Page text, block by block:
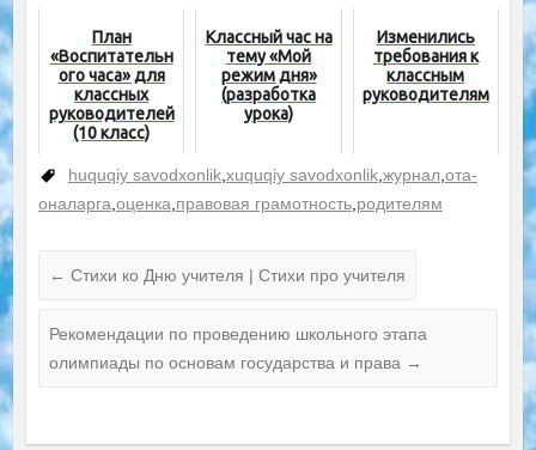
План
«Воспитательн
ого часа» для
классных
руководителей
(10 класс)
Классный час на
тему «Мой
режим дня»
(разработка
урока)
Изменились
требования к
классным
руководителям
huquqiy savodxonlik,xuquqiy savodxonlik,журнал,ота-
оналарга,оценка,правовая грамотность,родителям
← Стихи ко Дню учителя | Стихи про учителя
Рекомендации по проведению школьного этапа
олимпиады по основам государства и права →